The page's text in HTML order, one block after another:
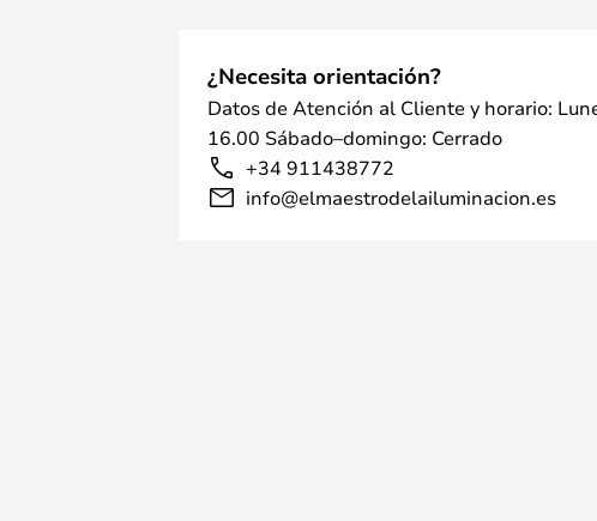
¿Necesita orientación?
Datos de Atención al Cliente y horario:
16.00 Sábado–domingo: Cerrado
+34 911438772
info@elmaestrodelailuminacion.es